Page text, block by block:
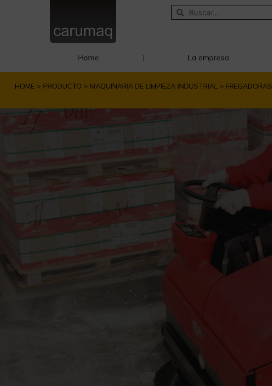
Home La empresa
HOME > PRODUCTO > MAQUINARIA DE LIMPIEZA INDUSTRIAL > FREGADORAS